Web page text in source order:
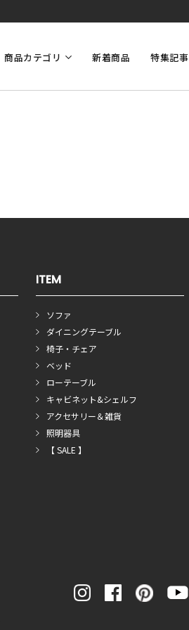
商品カテゴリ 新着商品 特集記事
ITEM
ソファ
ダイニングテーブル
椅子・チェア
ベッド
ローテーブル
キャビネット&シェルフ
アクセサリー＆雑貨
照明器具
【 SALE 】